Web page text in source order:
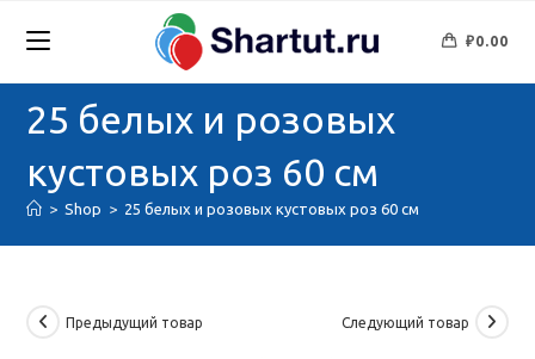
₽0.00
25 белых и розовых
кустовых роз 60 см
> Shop > 25 белых и розовых кустовых роз 60 см
Предыдущий товар Следующий товар